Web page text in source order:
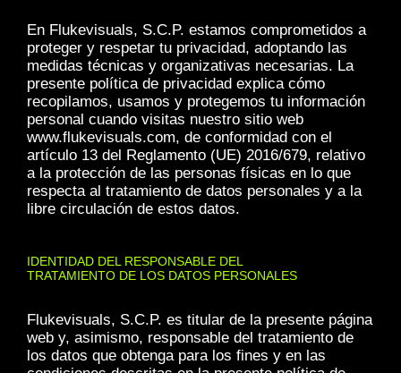
En Flukevisuals, S.C.P. estamos comprometidos a
proteger y respetar tu privacidad, adoptando las
medidas técnicas y organizativas necesarias. La
presente política de privacidad explica cómo
recopilamos, usamos y protegemos tu información
personal cuando visitas nuestro sitio web
www.flukevisuals.com, de conformidad con el
artículo 13 del Reglamento (UE) 2016/679, relativo
a la protección de las personas físicas en lo que
respecta al tratamiento de datos personales y a la
libre circulación de estos datos.
IDENTIDAD DEL RESPONSABLE DEL
TRATAMIENTO DE LOS DATOS PERSONALES
Flukevisuals, S.C.P. es titular de la presente página
web y, asimismo, responsable del tratamiento de
los datos que obtenga para los fines y en las